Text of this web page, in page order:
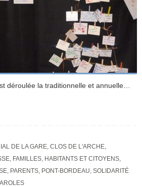
déroulée la traditionnelle et annuelle…
DE LA GARE, CLOS DE L'ARCHE,
, FAMILLES, HABITANTS ET CITOYENS,
, PARENTS, PONT-BORDEAU, SOLIDARITÉ